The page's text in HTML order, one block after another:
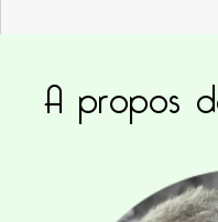
A propos